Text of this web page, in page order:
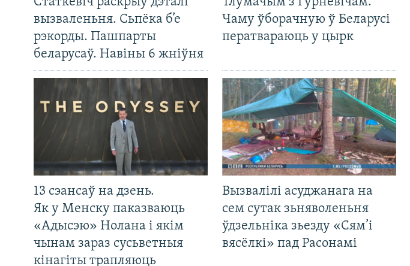
вызваленьня. Сьпёка б’е
рэкорды. Пашпарты
беларусаў. Навіны 6 жніўня
Чаму ўборачную ў Беларусі
ператвараюць у цырк
13 сэансаў на дзень.
Як у Менску паказваюць
«Адысэю» Нолана і якім
чынам зараз сусьветныя
кінагіты трапляюць
Вызвалілі асуджанага на
сем сутак зьняволеньня
ўдзельніка зьезду «Сям’і
вясёлкі» пад Расонамі